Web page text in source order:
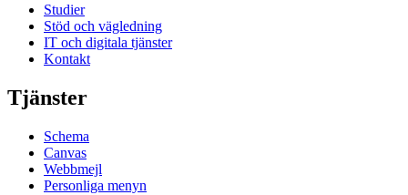
Studier
Stöd och vägledning
IT och digitala tjänster
Kontakt
Tjänster
Schema
Canvas
Webbmejl
Personliga menyn